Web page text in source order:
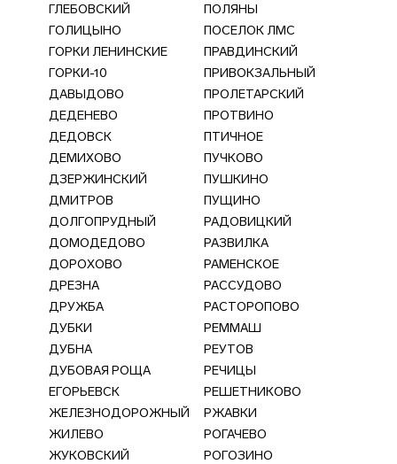
ГЛЕБОВСКИЙ
ГОЛИЦЫНО
ГОРКИ ЛЕНИНСКИЕ
ГОРКИ-10
ДАВЫДОВО
ДЕДЕНЕВО
ДЕДОВСК
ДЕМИХОВО
ДЗЕРЖИНСКИЙ
ДМИТРОВ
ДОЛГОПРУДНЫЙ
ДОМОДЕДОВО
ДОРОХОВО
ДРЕЗНА
ДРУЖБА
ДУБКИ
ДУБНА
ДУБОВАЯ РОЩА
ЕГОРЬЕВСК
ЖЕЛЕЗНОДОРОЖНЫЙ
ЖИЛЕВО
ЖУКОВСКИЙ
ПОЛЯНЫ
ПОСЕЛОК ЛМС
ПРАВДИНСКИЙ
ПРИВОКЗАЛЬНЫЙ
ПРОЛЕТАРСКИЙ
ПРОТВИНО
ПТИЧНОЕ
ПУЧКОВО
ПУШКИНО
ПУЩИНО
РАДОВИЦКИЙ
РАЗВИЛКА
РАМЕНСКОЕ
РАССУДОВО
РАСТОРОПОВО
РЕММАШ
РЕУТОВ
РЕЧИЦЫ
РЕШЕТНИКОВО
РЖАВКИ
РОГАЧЕВО
РОГОЗИНО